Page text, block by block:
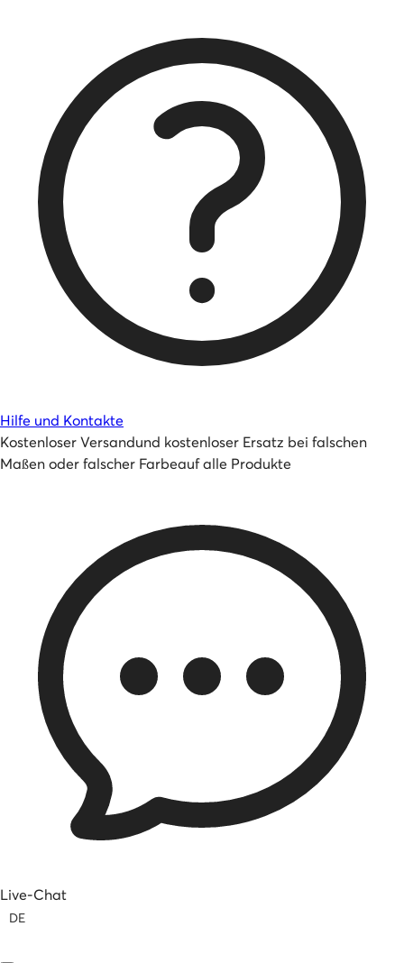
Hilfe und Kontakte
Kostenloser Versandund kostenloser Ersatz bei falschen
Maßen oder falscher Farbeauf alle Produkte
Live-Chat
DE